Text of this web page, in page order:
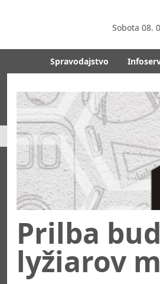
Sobota 08.
Spravodajstvo
Prilba
lyžiarov